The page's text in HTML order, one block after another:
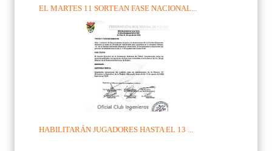
EL MARTES 11 SORTEAN FASE NACIONAL...
HABILITARÁN JUGADORES HASTA EL 13 ...